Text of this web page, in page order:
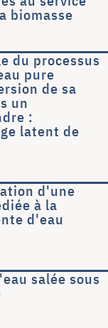
biomasse
du processus
pure
de sa
un
:
latent de
d'une
à la
d'eau
salée sous